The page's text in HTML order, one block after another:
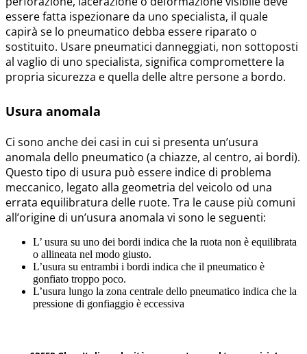
essere fatta ispezionare da uno specialista, il quale
capirà se lo pneumatico debba essere riparato o
sostituito. Usare pneumatici danneggiati, non sottoposti
al vaglio di uno specialista, significa compromettere la
propria sicurezza e quella delle altre persone a bordo.
Usura anomala
Ci sono anche dei casi in cui si presenta un’usura
anomala dello pneumatico (a chiazze, al centro, ai bordi).
Questo tipo di usura può essere indice di problema
meccanico, legato alla geometria del veicolo od una
errata equilibratura delle ruote. Tra le cause più comuni
all’origine di un’usura anomala vi sono le seguenti:
L’ usura su uno dei bordi indica che la ruota non è equilibrata
o allineata nel modo giusto.
L’usura su entrambi i bordi indica che il pneumatico è
gonfiato troppo poco.
L’usura lungo la zona centrale dello pneumatico indica che la
pressione di gonfiaggio è eccessiva